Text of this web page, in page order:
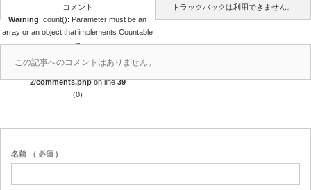
コメント
Warning: count(): Parameter must be an
array or an object that implements Countable
in
/home/r4688280/public_html/takedataro.c
2/comments.phpon line39
(0)
トラックバックは利用できません。
この記事へのコメントはありません。
名前 ( 必須 )